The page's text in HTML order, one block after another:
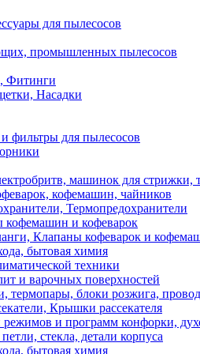
для пылесосов
промышленных пылесосов
Фитинги
Насадки
фильтры для пылесосов
машинок для стрижки,
кофемашин, чайников
Термопредохранители
и кофеварок
Клапаны кофеварок и
бытовая химия
техники
и варочных поверхностей
термопары, блоки розжига,
Крышки рассекателя
режимов и программ конфорки,
стекла, детали корпуса
бытовая химия